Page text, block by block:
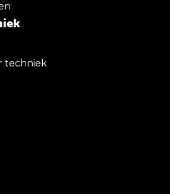
techniek